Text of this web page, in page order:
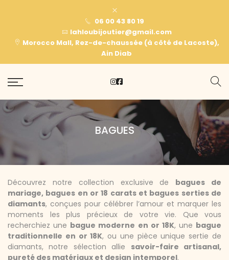
06 00 43 80 19
lahloubijoutier@gmail.com
Morocco Mall, Rez-de-chaussée (à côté de Lacoste),
Ain Diab
BAGUES
Découvrez notre collection exclusive de bagues de
mariage, bagues en or 18 carats et bagues serties de
diamants, conçues pour célébrer l’amour et marquer les
moments les plus précieux de votre vie. Que vous
recherchiez une bague moderne en or 18K, une bague
traditionnelle en or 18K, ou une pièce unique sertie de
diamants, notre sélection allie savoir-faire artisanal,
pureté des matériaux et design intemporel.